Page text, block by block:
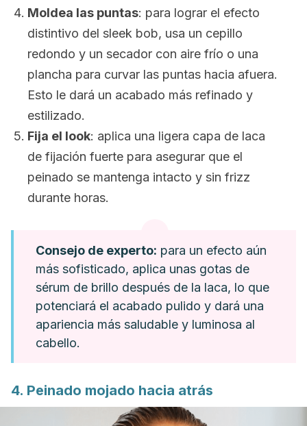
Moldea las puntas: para lograr el efecto
distintivo del sleek bob, usa un cepillo
redondo y un secador con aire frío o una
plancha para curvar las puntas hacia afuera.
Esto le dará un acabado más refinado y
estilizado.
Fija el look: aplica una ligera capa de laca
de fijación fuerte para asegurar que el
peinado se mantenga intacto y sin frizz
durante horas.
Consejo de experto: para un efecto aún
más sofisticado, aplica unas gotas de
sérum de brillo después de la laca, lo que
potenciará el acabado pulido y dará una
apariencia más saludable y luminosa al
cabello.
4. Peinado mojado hacia atrás